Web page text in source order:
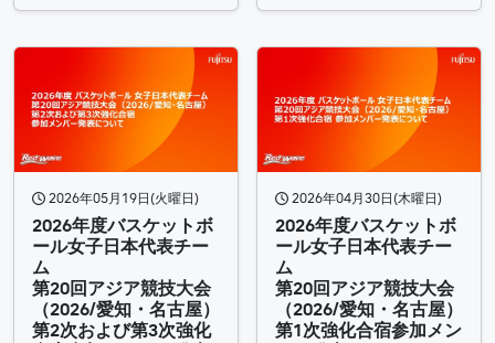
2026年05月19日(火曜日)
2026年度バスケットボ
ール女子日本代表チー
ム
第20回アジア競技大会
（2026/愛知・名古屋）
第2次および第3次強化
2026年04月30日(木曜日)
2026年度バスケットボ
ール女子日本代表チー
ム
第20回アジア競技大会
（2026/愛知・名古屋）
第1次強化合宿参加メン